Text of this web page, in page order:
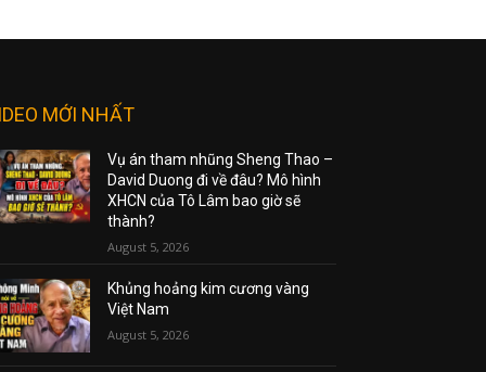
MỚI NHẤT
Vụ án tham nhũng Sheng Thao –
David Duong đi về đâu? Mô hình
XHCN của Tô Lâm bao giờ sẽ
thành?
August 5, 2026
Khủng hoảng kim cương vàng
Việt Nam
August 5, 2026